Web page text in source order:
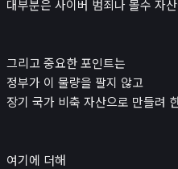
대부분은 사이버 범죄나 몰수 자
그리고 중요한 포인트는
정부가 이 물량을 팔지 않고
장기 국가 비축 자산으로 만들려
여기에 더해